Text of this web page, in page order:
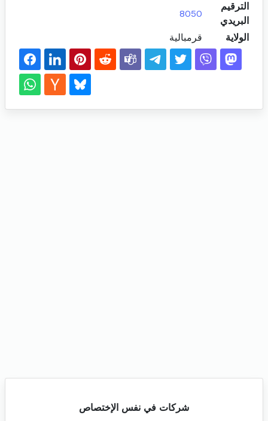
الترقيم
البريدي
8050
الولاية قرمبالية
شركات في نفس الإختصاص